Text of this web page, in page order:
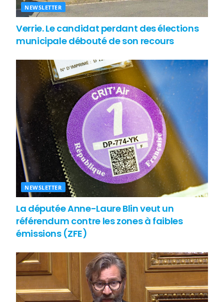
NEWSLETTER
Verrie. Le candidat perdant des élections
municipale débouté de son recours
NEWSLETTER
La députée Anne-Laure Blin veut un
référendum contre les zones à faibles
émissions (ZFE)